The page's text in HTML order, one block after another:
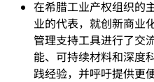
在希腊工业产权组织的
业的代表，就创新商业
管理支持工具进行了交
能、可持续材料和深度
践经验，并呼吁提供更